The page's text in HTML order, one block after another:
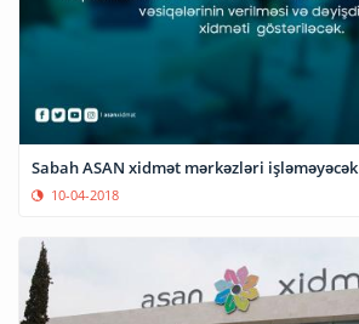
Sabah ASAN xidmət mərkəzləri işləməyəcək
10-04-2018